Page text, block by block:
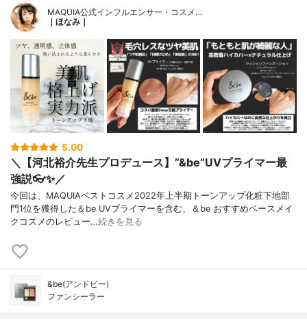
MAQUIA公式インフルエンサー・コスメ…
｜ほなみ｜
5.00
＼【河北裕介先生プロデュース】”&be”UVプライマー最
強説👓✨／
今回は、MAQUIAベストコスメ2022年上半期トーンアップ化粧下地部
門1位を獲得した＆be UVプライマーを含む、＆be おすすめベースメイ
クコスメのレビュー…続きを見る
&be(アンドビー)
ファンシーラー